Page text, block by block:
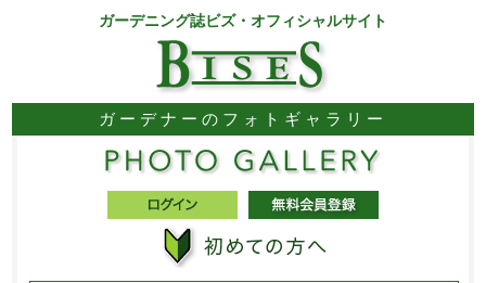
ガーデニング誌ビズ・オフィシャルサイト
ガーデナーのフォトギャラリー